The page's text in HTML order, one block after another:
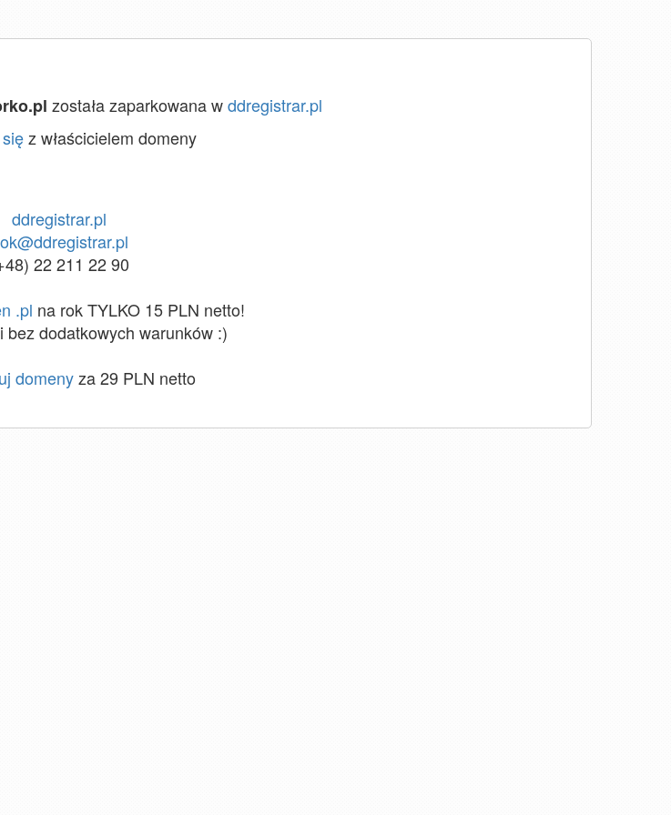
została zaparkowana wddregistrar.pl
z właścicielem domeny
ddregistrar.pl
22 211 22 90
.pl na rok TYLKO 15 PLN netto!
bez dodatkowych warunków :)
domenyza 29 PLN netto